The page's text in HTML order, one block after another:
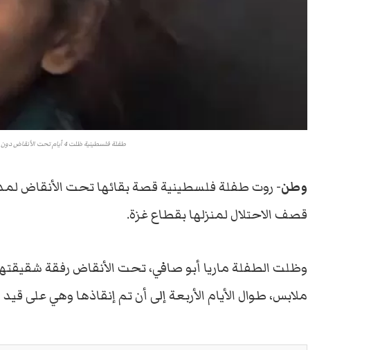
طفلة فلسطينية ظلت 4 أيام تحت الأنقاض دون طعام وشراب
وطن- روت طفلة فلسطينية قصة بقائها تحت الأنقاض
قصف الاحتلال لمنزلها بقطاع غزة.
وظلت الطفلة ماريا أبو صافي، تحت الأنقاض رفقة
ملابس، طوال الأيام الأربعة إلى أن تم إنقاذها وهي على قيد